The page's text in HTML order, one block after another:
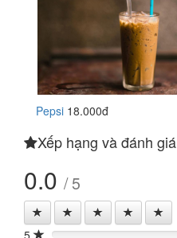
Pepsi 18.000đ
Xếp hạng và đánh giá
0.0 / 5
5